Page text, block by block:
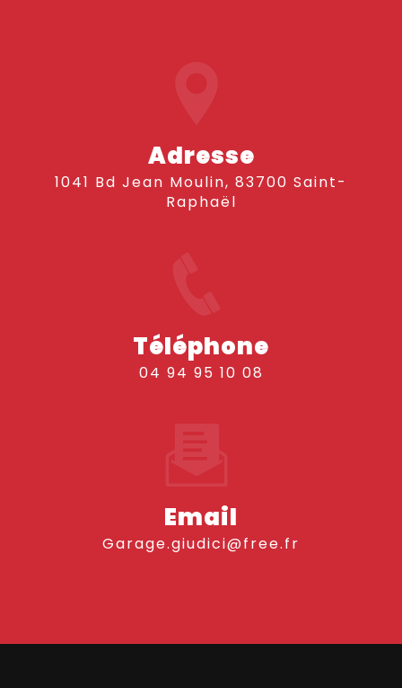
Adresse
1041 Bd Jean Moulin, 83700 Saint-
Raphaël
Téléphone
04 94 95 10 08
Email
garage.giudici@free.fr